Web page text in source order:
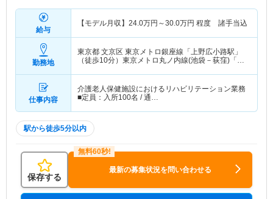
給与
【モデル月収】 24.0万円～30.0万円 程度 諸手当込
勤務地
東京都 文京区 東京メトロ銀座線「上野広小路駅」
（徒歩10分）東京メトロ丸ノ内線(池袋－荻窪)「本
仕事内容
介護老人保健施設におけるリハビリテーション業務
■定員：入所100名 / 通…
駅から徒歩5分以内
保存する
最新の募集状況を問い合わせる